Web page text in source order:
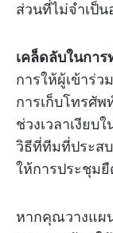
ส่วนที่ไม่จำเป็น
เคล็ดลับในกา
การให้ผู้เข้าร่
การเก็บโทรศั
ช่วงเวลาเงียบ
วิธีที่ทีมที่ประส
ให้การประชุม
หากคุณวางแผ